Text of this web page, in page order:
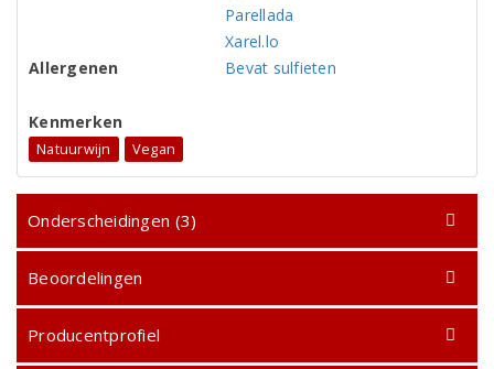
Parellada
Xarel.lo
Allergenen
Bevat sulfieten
Kenmerken
Natuurwijn Vegan
Onderscheidingen (3)
Beoordelingen
Producentprofiel